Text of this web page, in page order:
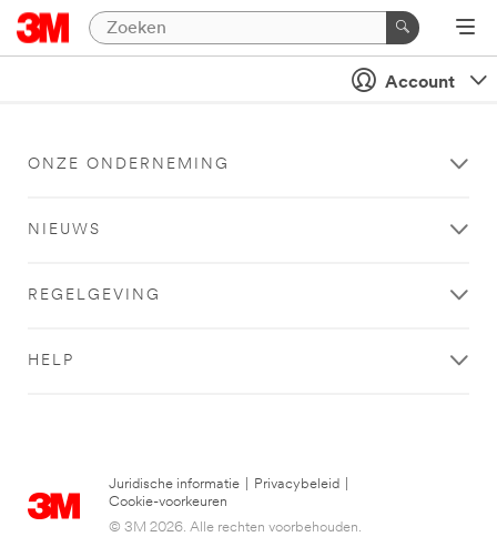
Account
ONZE ONDERNEMING
NIEUWS
REGELGEVING
HELP
Juridische informatie Privacybeleid
Cookie-voorkeuren
© 3M 2026. Alle rechten voorbehouden.